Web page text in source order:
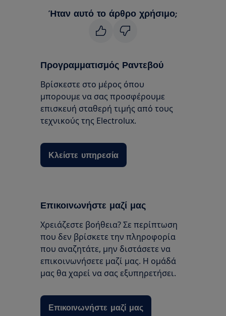
Ήταν αυτό το άρθρο χρήσιμο;
Προγραμματισμός Ραντεβού
Βρίσκεστε στο μέρος όπου
μπορουμε να σας προσφέρουμε
επισκευή σταθερή τιμής από τους
τεχνικούς της Electrolux.
Κλείστε υπηρεσία
Επικοινωνήστε μαζί μας
Χρειάζεστε βοήθεια? Σε περίπτωση
που δεν βρίσκετε την πληροφορία
που αναζητάτε, μην διστάσετε να
επικοινωνήσετε μαζί μας. Η ομάδά
μας θα χαρεί να σας εξυπηρετήσει.
Επικοινωνήστε μαζί μας